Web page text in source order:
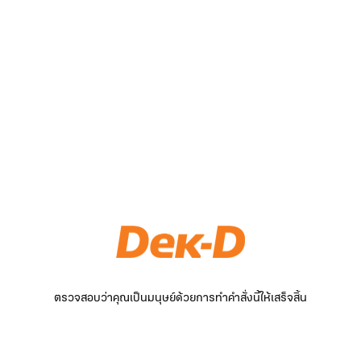
ตรวจสอบว่าคุณเป็นมนุษย์ด้วยการทำคำสั่งนี้ให้เสร็จสิ้น